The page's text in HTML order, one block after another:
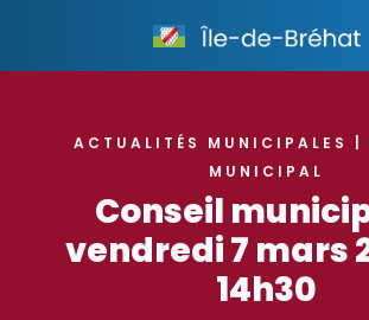
contenu
ACTUALITÉS MUNICIPALES
MUNICIPAL
Conseil
vendredi 7 mars
14h30